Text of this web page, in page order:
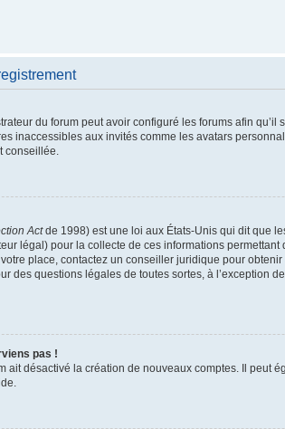
du forum peut avoir configuré les forums afin
inaccessibles aux invités comme les avatars
conseillée.
Actde 1998) est une loi aux États-Unis qui dit que
légal) pour la collecte de ces informations
place, contactez un conseiller juridique pour
des questions légales de toutes sortes, à
pas !
ait désactivé la création de nouveaux comptes. Il